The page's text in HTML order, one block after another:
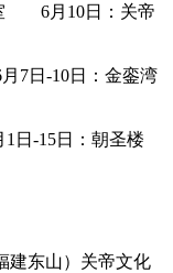
6月10日：关帝
-10日：金銮湾
日：朝圣楼
东山）关帝文化